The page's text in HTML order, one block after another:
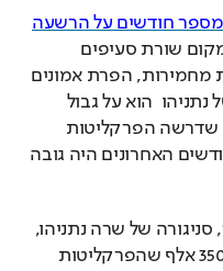
חודשים על הרשעה
בעבירת ניצול טעות ללא מרמה, במקום שורת סעיפים
מחמירים יותר בהם מרמה בנסיבות מחמירות, הפרת אמונים
והצגת מצגי שב. סעיף ההרשעה של נתניהו  הוא על גבול
הפלילי, במתחם נמוך בהרבה ממה שדרשה הפרקליטות
תחילה. סלע המחלוקת העיקרי בחודשים האחרונים היה גובה
במהלך הפגישות טען עו"ד יוסי כהן, סניגורה של שרה נתניהו,
כי לפחות 40 אלף שקלים מתוך ה-350 אלף שהפרקליטות